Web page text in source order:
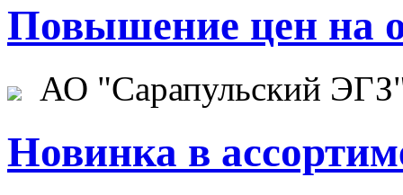
Повышение цен на
АО "Сарапульский
Новинка в